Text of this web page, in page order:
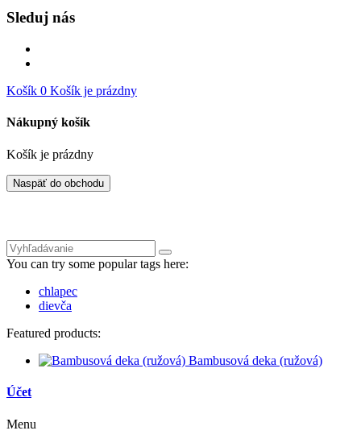
Sleduj nás
Košík 0 Košík je prázdny
Nákupný košík
Košík je prázdny
Naspäť do obchodu
You can try some popular tags here:
chlapec
dievča
Featured products:
Bambusová deka (ružová)
Účet
Menu